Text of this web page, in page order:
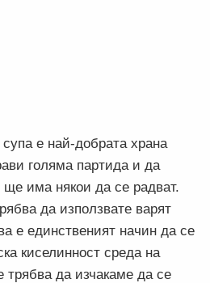
е най-добрата храна
голяма партида и да
ще има някои да се радват.
да използвате варят
е единственият начин да се
киселинност среда на
да изчакаме да се